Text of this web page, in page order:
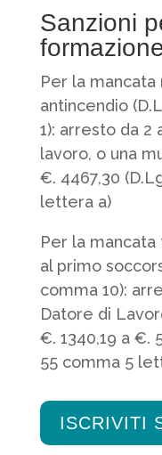
Sanzioni
Per la
antincendio
1): arresto da 2
lavoro, o una
€. 4467,30
lettera a)
Per la
al primo
comma 10):
Datore di
€. 1340,19 a €.
55 comma 5
ISCRIVITI